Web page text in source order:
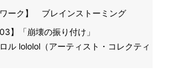
ワーク】 ブレインストーミング
】「崩壊の振り付け」
ル lololol（アーティスト・コレクティ